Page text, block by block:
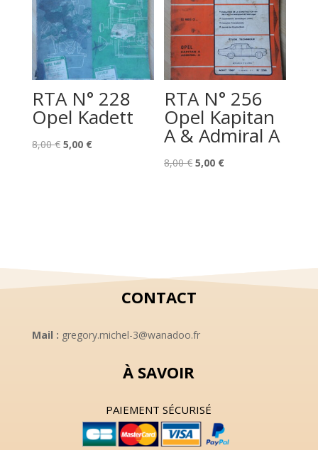
RTA N° 228
Opel Kadett
8,00€ Le
5,00 €Le
RTA N° 256
Opel Kapitan
A & Admiral A
8,00€ Le
5,00 €Le
CONTACT
Mail : gregory.michel-3@wanadoo.fr
À SAVOIR
PAIEMENT SÉCURISÉ